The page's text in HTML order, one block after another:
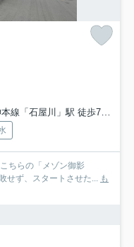
線「石屋川」駅 徒歩7分
ちらの「メゾン御影
せず、スタートさせた...
も